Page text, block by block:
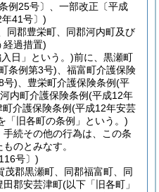
例25号〕、一部改正〔平成
41号〕)
同郡豊栄町、同郡河内町及び
経過措置)
日」という。)前に、黒瀬町
条例第3号) 、福富町介護保険
号) 、豊栄町介護保険条例(平
河内町介護保険条例(平成12年
町介護保険条例(平成12年安芸
「旧各町の条例」という。)
続その他の行為は、この条
のとみなす。
号〕)
郡黒瀬町、同郡福富町、同
田郡安芸津町(以下「旧各町」